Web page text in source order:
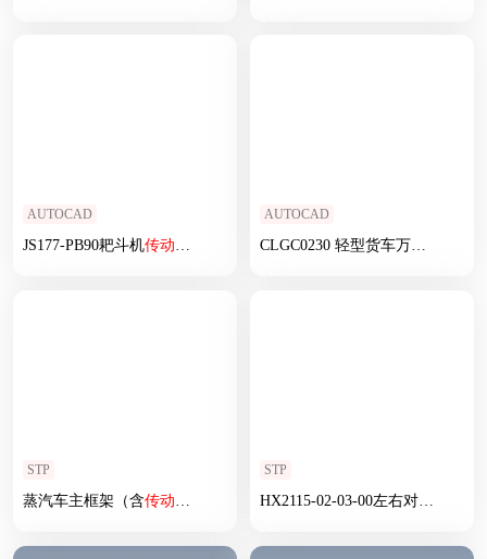
AUTOCAD
JS177-PB90耙斗机传动装置
AUTOCAD
CLGC0230 轻型货车万向
STP
蒸汽车主框架（含传动装置 与发动机）
STP
HX2115-02-03-00左右对中